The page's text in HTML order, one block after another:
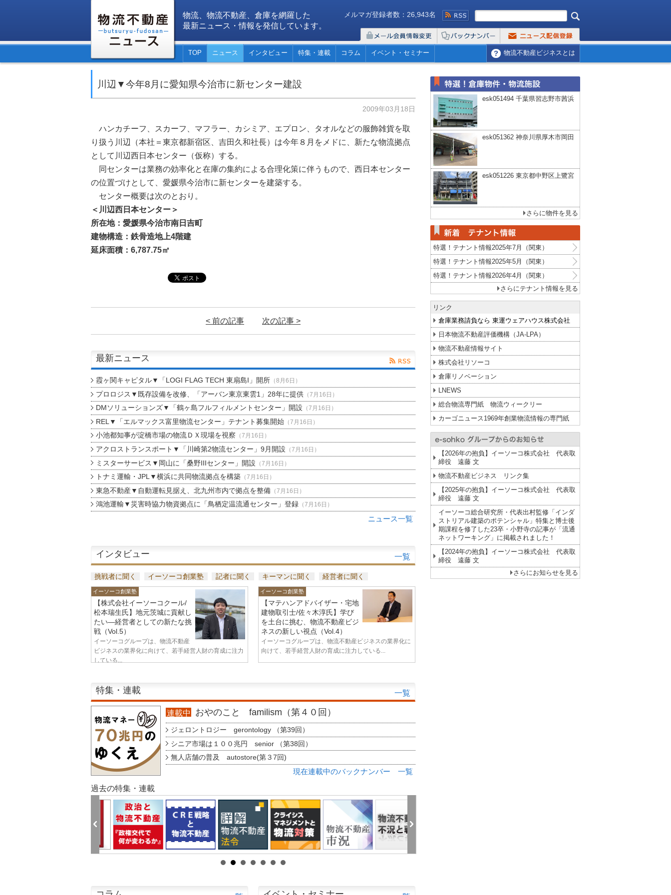
物流、物流不動産、倉庫を網羅した
最新ニュース・情報を発信しています。
メルマガ登録者数：26,943名
TOP ニュース インタビュー 特集・連載 コラム イベント・セミナー 物流不動産ビジネスとは
川辺▼今年8月に愛知県今治市に新センター建設
2009年03月18日
ハンカチーフ、スカーフ、マフラー、カシミア、エプロン、タオルなどの服飾雑貨を取
り扱う川辺（本社＝東京都新宿区、吉田久和社長）は今年８月をメドに、新たな物流拠点
として川辺西日本センター（仮称）する。
同センターは業務の効率化と在庫の集約による合理化策に伴うもので、西日本センター
の位置づけとして、愛媛県今治市に新センターを建築する。
センター概要は次のとおり。
＜川辺西日本センター＞
所在地：愛媛県今治市南日吉町
建物構造：鉄骨造地上4階建
延床面積：6,787.75㎡
< 前の記事 次の記事 >
最新ニュース
霞ヶ関キャピタル▼「LOGI FLAG TECH 東扇島I」開所（8月6日）
プロロジス▼既存設備を改修、「アーバン東京東雲1」28年に提供（7月16日）
DMソリューションズ▼「鶴ヶ島フルフィルメントセンター」開設 （7月16日）
REL▼「エルマックス富里物流センター」テナント募集開始（7月16日）
小池都知事が淀橋市場の物流ＤＸ現場を視察 （7月16日）
アクロストランスポート▼「川崎第2物流センター」9月開設 （7月16日）
ミスターサービス▼岡山に「桑野IIIセンター」開設 （7月16日）
トナミ運輸・JPL▼横浜に共同物流拠点を構築（7月16日）
東急不動産▼自動運転見据え、北九州市内で拠点を整備（7月16日）
鴻池運輸▼災害時協力物資拠点に「鳥栖定温流通センター」登録（7月16日）
ニュース一覧
インタビュー 一覧
挑戦者に聞く イーソーコ創業塾 記者に聞く キーマンに聞く 経営者に聞く
イーソーコ創業塾
【株式会社イーソーコクール/
松本瑞生氏】地元茨城に貢献し
たい—経営者としての新たな挑
戦（Vol.5）
イーソーコグループは、物流不動産
ビジネスの業界化に向けて、若手経営人財の育成に注力
している...
イーソーコ創業塾
【マテハンアドバイザー・宅地
建物取引士/佐々木淳氏】学び
を土台に挑む、物流不動産ビジ
ネスの新しい視点（Vol.4）
イーソーコグループは、物流不動産ビジネスの業界化に
向けて、若手経営人財の育成に注力している...
特集・連載 一覧
連載中 おやのこと familism（第４０回）
ジェロントロジー gerontology （第39回）
シニア市場は１００兆円 senior （第38回）
無人店舗の普及 autostore(第３7回)
現在連載中のバックナンバー 一覧
過去の特集・連載
esk051494 千葉県習志野市茜浜
esk051362 神奈川県厚木市岡田
esk051226 東京都中野区上鷺宮
さらに物件を見る
特選！テナント情報2025年7月（関東）
特選！テナント情報2025年5月（関東）
特選！テナント情報2026年4月（関東）
さらにテナント情報を見る
リンク
倉庫業務請負なら 東運ウェアハウス株式会社
日本物流不動産評価機構（JA-LPA）
物流不動産情報サイト
株式会社リソーコ
倉庫リノベーション
LNEWS
総合物流専門紙 物流ウィークリー
カーゴニュース1969年創業物流情報の専門紙
【2026年の抱負】イーソーコ株式会社 代表取
締役 遠藤 文
物流不動産ビジネス リンク集
【2025年の抱負】イーソーコ株式会社 代表取
締役 遠藤 文
イーソーコ総合研究所・代表出村監修「インダ
ストリアル建築のポテンシャル」特集と博士後
期課程を修了した23卒・小野寺の記事が「流通
ネットワーキング」に掲載されました！
【2024年の抱負】イーソーコ株式会社 代表取
締役 遠藤 文
さらにお知らせを見る